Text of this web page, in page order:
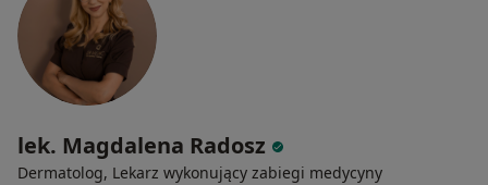
lek. Magdalena Radosz
Dermatolog, Lekarz wykonujący zabiegi medycyny